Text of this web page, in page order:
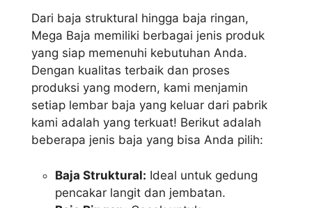
Dari baja struktural hingga baja ringan,
Mega Baja memiliki berbagai jenis produk
yang siap memenuhi kebutuhan Anda.
Dengan kualitas terbaik dan proses
produksi yang modern, kami menjamin
setiap lembar baja yang keluar dari pabrik
kami adalah yang terkuat! Berikut adalah
beberapa jenis baja yang bisa Anda pilih:
Baja Struktural: Ideal untuk gedung
pencakar langit dan jembatan.